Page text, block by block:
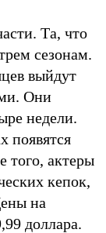
Та, что
сезонам.
выйдут
Они
недели.
появятся
того, актеры
кепок,
на
доллара.